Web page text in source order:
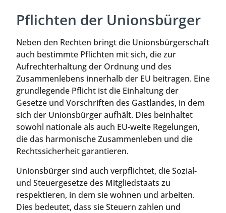
Pflichten der Unionsbürger
Neben den Rechten bringt die Unionsbürgerschaft
auch bestimmte Pflichten mit sich, die zur
Aufrechterhaltung der Ordnung und des
Zusammenlebens innerhalb der EU beitragen. Eine
grundlegende Pflicht ist die Einhaltung der
Gesetze und Vorschriften des Gastlandes, in dem
sich der Unionsbürger aufhält. Dies beinhaltet
sowohl nationale als auch EU-weite Regelungen,
die das harmonische Zusammenleben und die
Rechtssicherheit garantieren.
Unionsbürger sind auch verpflichtet, die Sozial-
und Steuergesetze des Mitgliedstaats zu
respektieren, in dem sie wohnen und arbeiten.
Dies bedeutet, dass sie Steuern zahlen und